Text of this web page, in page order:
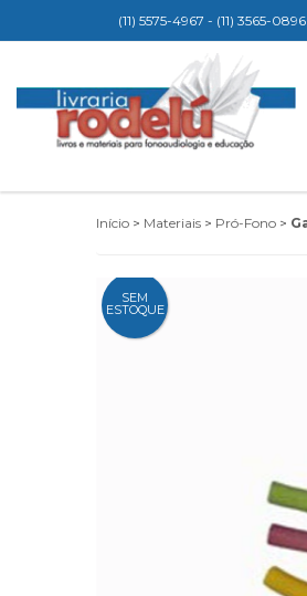
(11) 5575-4967 - (11) 3565-0896
Início > Materiais > Pró-Fono >
SEM
ESTOQUE